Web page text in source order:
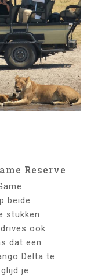
Reserve
beide
stukken
ook
dat een
Delta te
je